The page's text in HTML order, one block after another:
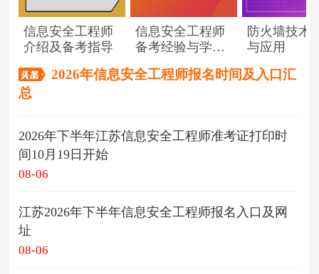
信息安全工程师
介绍及备考指导
信息安全工程师
备考经验与学习
防火墙技术
与应用
2026年信息安全工程师报名时间及入口汇
总
2026年下半年江苏信息安全工程师准考证打印时
间10月19日开始
08-06
江苏2026年下半年信息安全工程师报名入口及网
址
08-06